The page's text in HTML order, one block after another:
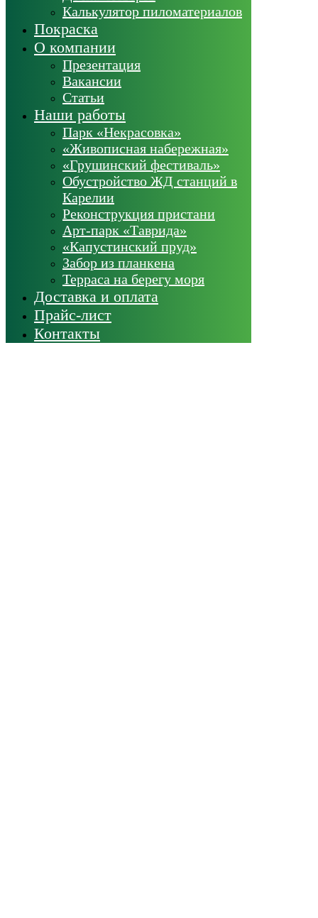
Калькулятор пиломатериалов
Покраска
О компании
Презентация
Вакансии
Статьи
Наши работы
Парк «Некрасовка»
«Живописная набережная»
«Грушинский фестиваль»
Обустройство ЖД станций в
Карелии
Реконструкция пристани
Арт-парк «Таврида»
«Капустинский пруд»
Забор из планкена
Терраса на берегу моря
Доставка и оплата
Прайс-лист
Контакты